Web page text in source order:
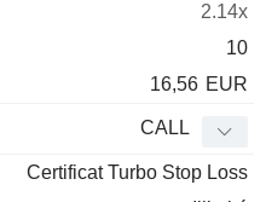
2.14x
10
16,56 EUR
CALL
Certificat Turbo Stop Loss